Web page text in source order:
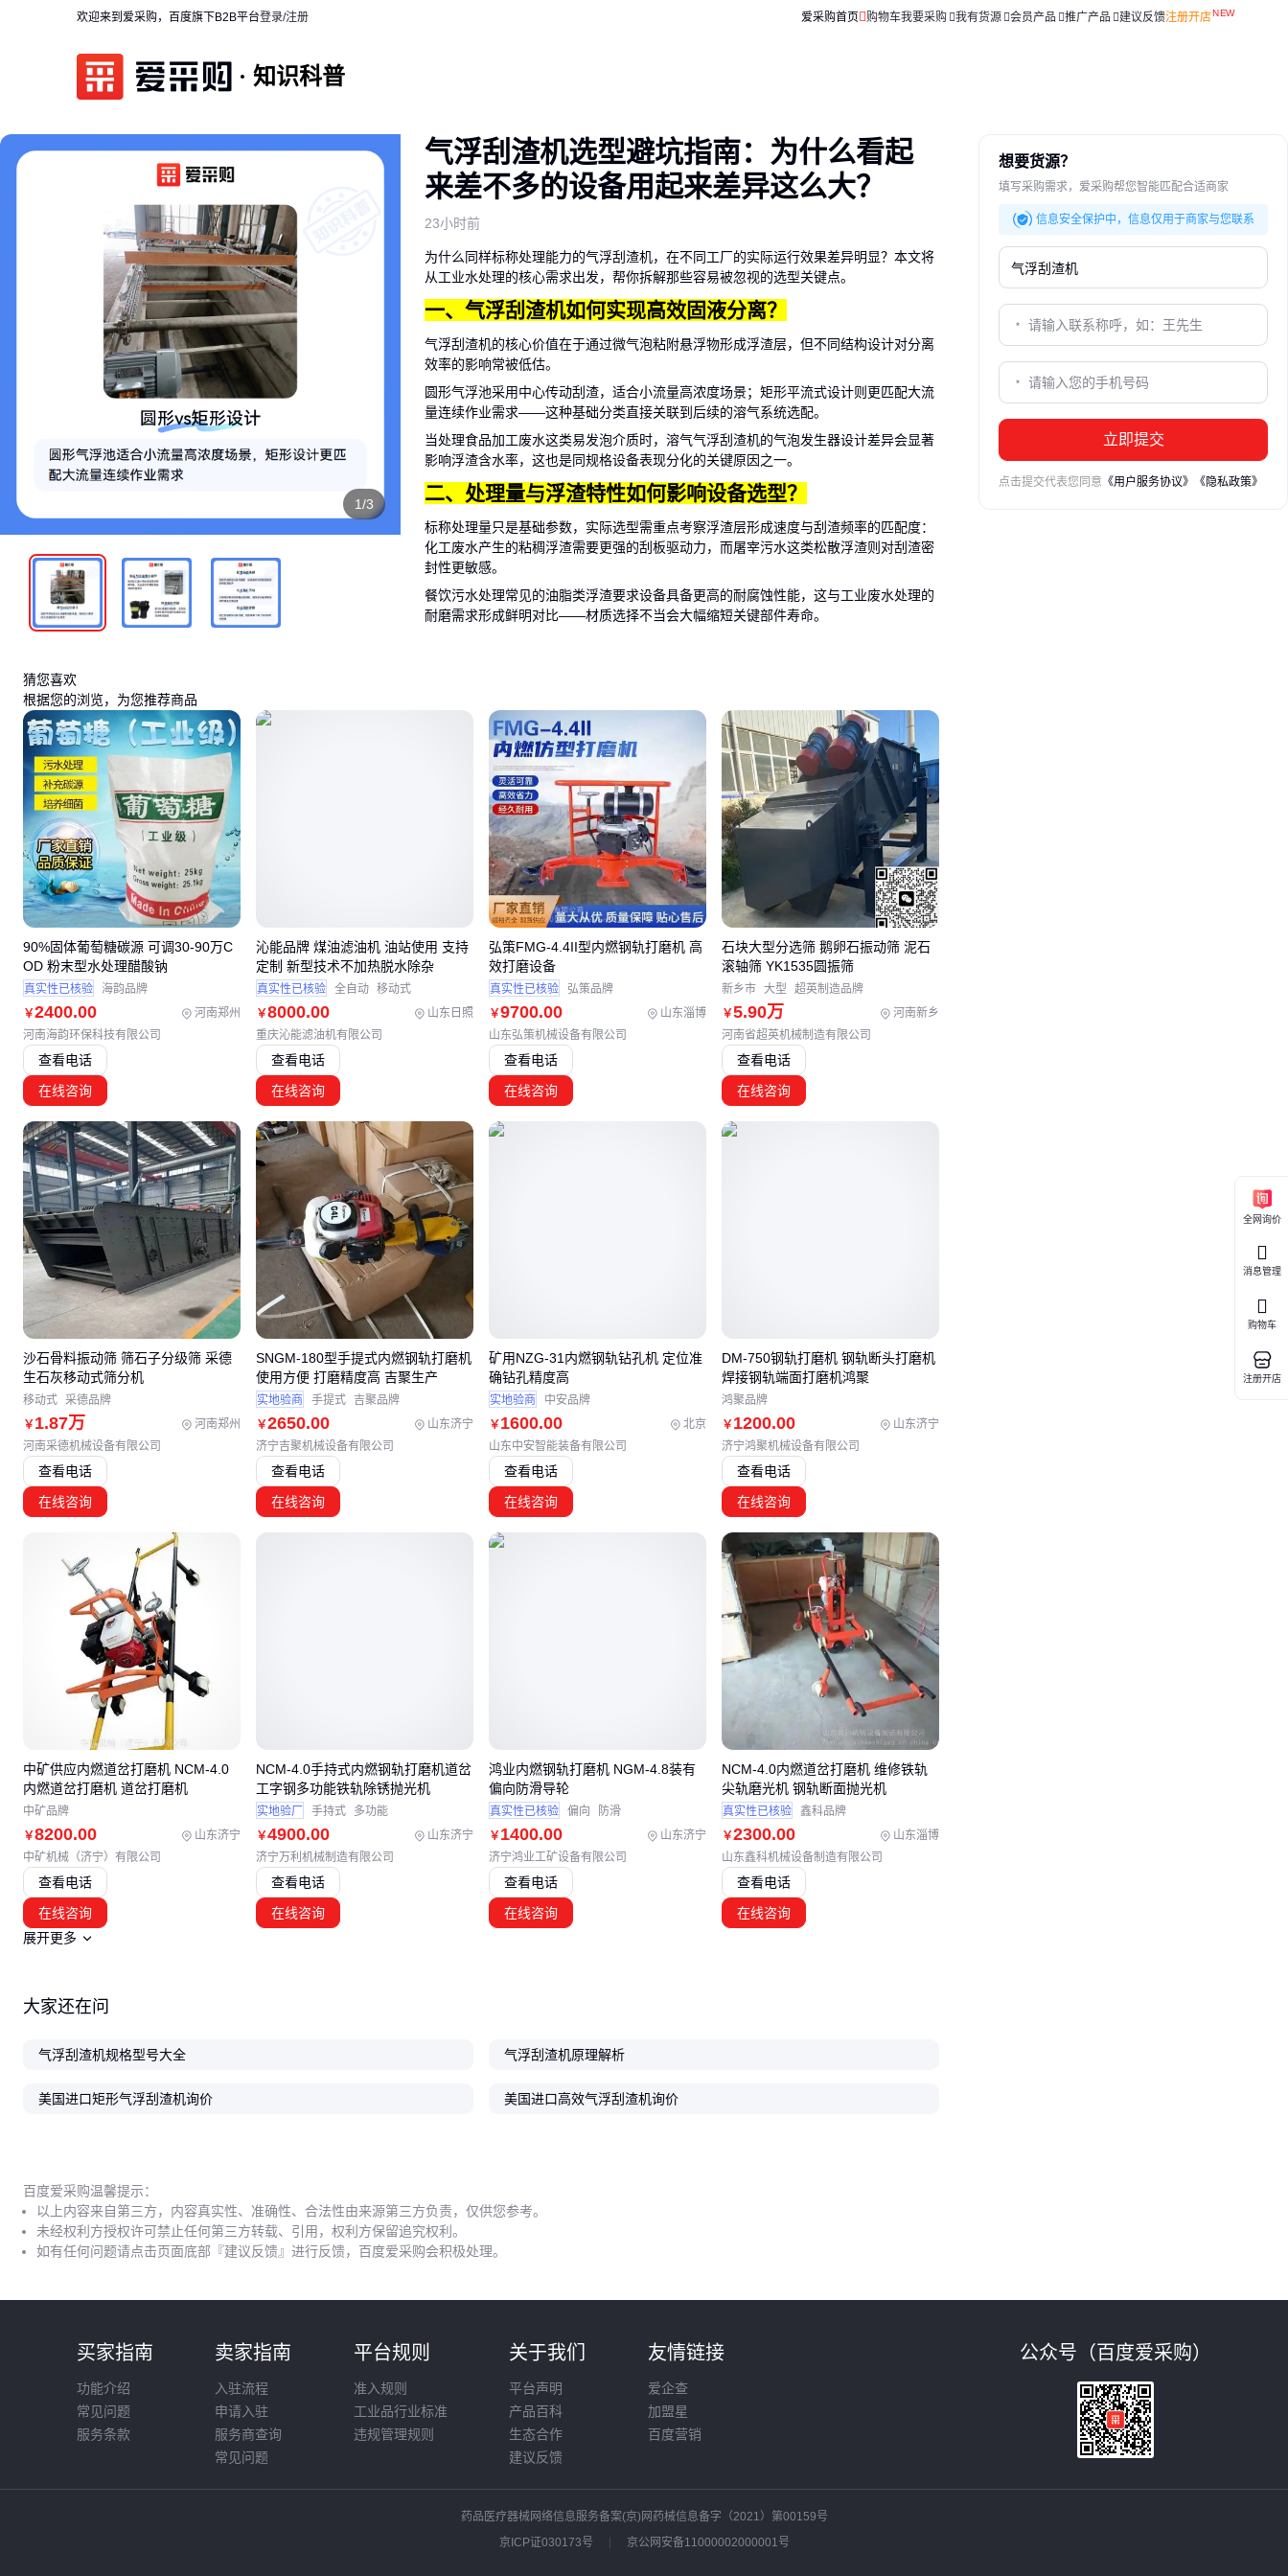
欢迎来到爱采购，百度旗下B2B平台登录/注册 爱采购首页 购物车我要采购 我有货源 会员产品 推广产品 建议反馈注册开店
知识科普
1/3
气浮刮渣机选型避坑指南：为什么看起
来差不多的设备用起来差异这么大？
23小时前
为什么同样标称处理能力的气浮刮渣机，在不同工厂的实际运行效果差异明显？本文将
从工业水处理的核心需求出发，帮你拆解那些容易被忽视的选型关键点。
一、气浮刮渣机如何实现高效固液分离？
气浮刮渣机的核心价值在于通过微气泡粘附悬浮物形成浮渣层，但不同结构设计对分离
效率的影响常被低估。
圆形气浮池采用中心传动刮渣，适合小流量高浓度场景；矩形平流式设计则更匹配大流
量连续作业需求——这种基础分类直接关联到后续的溶气系统选配。
当处理食品加工废水这类易发泡介质时，溶气气浮刮渣机的气泡发生器设计差异会显著
影响浮渣含水率，这也是同规格设备表现分化的关键原因之一。
二、处理量与浮渣特性如何影响设备选型？
标称处理量只是基础参数，实际选型需重点考察浮渣层形成速度与刮渣频率的匹配度：
化工废水产生的粘稠浮渣需要更强的刮板驱动力，而屠宰污水这类松散浮渣则对刮渣密
封性更敏感。
餐饮污水处理常见的油脂类浮渣要求设备具备更高的耐腐蚀性能，这与工业废水处理的
耐磨需求形成鲜明对比——材质选择不当会大幅缩短关键部件寿命。
刮渣机？
气浮刮渣机的选型需优先匹配处理物料的特性与工况环境。食品加工行业常面临油脂含
量高、浮渣粘稠度大的特点，此时需关注刮渣机构的耐腐蚀性和刮板材质——不锈钢结
圆形气浮刮渣机
因其封闭式设计更易清理粘附物，而工业废水处理则需应对悬浮物
浓度波动，矩形气浮刮渣机的大跨度刮臂更适合处理不规律分布的浮渣。
当常规气浮刮渣机无法满足特殊工况时，相邻设备可能成为替代方案：
行车式刮渣机适用于宽幅沉淀池，其轨道行走设计能覆盖更大面积
浮渣收集器对轻质泡沫状浮泥有更好捕获效果，适合污泥浓度低的场景
链条式刮渣机在深池环境中稳定性更优，但需配合特定池体结构
值得注意的是，替代设备的兼容性需要系统验证。例如行车式刮渣机虽然覆盖范围广，
但其往复运动模式可能影响气浮区的稳定性，需评估对溶气效率的影响。而浮渣收集器
作为补充设备时，要注意其处理能力与主机的浮渣产出量匹配。
最终决策应回归到三个核心维度：浮渣物理特性决定设备结构选型，处理规模匹配驱动
功率，而运维条件影响材质选择。此时还需预留配套系统的接口兼容性，为后续污泥脱
水等环节做好准备。
四、主设备到位后，这些配套环节最容易出问题
采购气浮刮渣机后，许多用户会发现实际运行效果与预期存在差距，问题往往出在配套
系统的兼容性上。链条传动系统的匹配度直接影响刮渣效率，若选用普通工业链条而非
双节距刮渣机专用链条，容易出现跳齿或断裂问题。
污泥脱水环节同样关键，主设备刮集的浮渣需要配套
后续处理，否则会导致污泥堆积、二次污染。
减速电机的选型常被忽视：
圆形气浮池适合搭配
矩形池体建议选用
操作人员的安全防护同样属于配套范畴。刮渣作业时飞溅的浮渣可能含有腐蚀性物质，
需配备
防溅护目镜
低长期运维风险。
建议在设备到货前就确认好所有接口尺寸和动力参数，避免出现刮渣机刮板与池体间隙
浮渣泵抽吸能力不足等典型问题。
五、三个容易被忽视的日常维护节点
气浮刮渣机的稳定运行依赖动态平衡：刮渣频率需根据进水浊度实时调整，而非固定时
间间隔。雨季原水悬浮物增多时，过度刮渣会导致浮渣层过薄，反而降低分离效果。
链条润滑是维护重点：
刮渣机链条
张紧度，松紧度以手指按压下沉3-5mm为宜
使用食品级润滑脂可避免污染食品加工废水处理系统
的选择直接影响操作安全。处理化工废水时，普通劳保手套可能被有机溶剂渗
透，应选用具备抗化学性能的防护手套。这类细节投入虽小，却能避免重大安全事故。
建议建立刮板磨损记录档案，当刮渣效率下降10%时即考虑更换，不要等到完全失效才
气浮刮渣机的选型本质是系统匹配度的验证过程。从主设备参数到链条传动系统，从浮
模试验验证关键参数，再逐步扩展系统集成方案，比单纯追求单机性能参数更可控。
猜您喜欢
根据您的浏览，为您推荐商品
￥2400.00 河南郑州
90%固体葡萄糖碳源 可调30-90万C
OD 粉末型水处理醋酸钠
真实性已核验 海韵品牌
河南海韵环保科技有限公司
查看电话
在线咨询
￥8000.00 山东日照
沁能品牌 煤油滤油机 油站使用 支持
定制 新型技术不加热脱水除杂
真实性已核验 全自动 移动式
重庆沁能滤油机有限公司
查看电话
在线咨询
￥9700.00 山东淄博
弘策FMG-4.4II型内燃钢轨打磨机 高
效打磨设备
真实性已核验 弘策品牌
山东弘策机械设备有限公司
查看电话
在线咨询
￥5.90万 河南新乡
石块大型分选筛 鹅卵石振动筛 泥石
滚轴筛 YK1535圆振筛
新乡市 大型 超英制造品牌
河南省超英机械制造有限公司
查看电话
在线咨询
￥ 1.87万 河南郑州
沙石骨料振动筛 筛石子分级筛 采德
生石灰移动式筛分机
移动式 采德品牌
河南采德机械设备有限公司
查看电话
在线咨询
￥2650.00 山东济宁
SNGM-180型手提式内燃钢轨打磨机
使用方便 打磨精度高 吉聚生产
实地验商 手提式 吉聚品牌
济宁吉聚机械设备有限公司
查看电话
在线咨询
￥ 1600.00 北京
矿用NZG-31内燃钢轨钻孔机 定位准
确钻孔精度高
实地验商 中安品牌
山东中安智能装备有限公司
查看电话
在线咨询
￥ 1200.00 山东济宁
DM-750钢轨打磨机 钢轨断头打磨机
焊接钢轨端面打磨机鸿聚
鸿聚品牌
济宁鸿聚机械设备有限公司
查看电话
在线咨询
￥8200.00 山东济宁
中矿供应内燃道岔打磨机 NCM-4.0
内燃道岔打磨机 道岔打磨机
中矿品牌
中矿机械（济宁）有限公司
查看电话
在线咨询
￥4900.00 山东济宁
NCM-4.0手持式内燃钢轨打磨机道岔
工字钢多功能铁轨除锈抛光机
实地验厂 手持式 多功能
济宁万利机械制造有限公司
查看电话
在线咨询
￥ 1400.00 山东济宁
鸿业内燃钢轨打磨机 NGM-4.8装有
偏向防滑导轮
真实性已核验 偏向 防滑
济宁鸿业工矿设备有限公司
查看电话
在线咨询
￥2300.00 山东淄博
NCM-4.0内燃道岔打磨机 维修铁轨
尖轨磨光机 钢轨断面抛光机
真实性已核验 鑫科品牌
山东鑫科机械设备制造有限公司
查看电话
在线咨询
展开更多
大家还在问
气浮刮渣机规格型号大全 气浮刮渣机原理解析
美国进口矩形气浮刮渣机询价 美国进口高效气浮刮渣机询价
百度爱采购温馨提示：
以上内容来自第三方，内容真实性、准确性、合法性由来源第三方负责，仅供您参考。
未经权利方授权许可禁止任何第三方转载、引用，权利方保留追究权利。
如有任何问题请点击页面底部『建议反馈』进行反馈，百度爱采购会积极处理。
想要货源？
填写采购需求，爱采购帮您智能匹配合适商家
信息安全保护中，信息仅用于商家与您联系
立即提交
点击提交代表您同意 《用户服务协议》 《隐私政策》
买家指南
功能介绍
常见问题
服务条款
卖家指南
入驻流程
申请入驻
服务商查询
常见问题
平台规则
准入规则
工业品行业标准
违规管理规则
关于我们
平台声明
产品百科
生态合作
建议反馈
友情链接
爱企查
加盟星
百度营销
公众号（百度爱采购）
药品医疗器械网络信息服务备案(京)网药械信息备字（2021）第00159号
京ICP证030173号
京公网安备11000002000001号
全网询价
消息管理
购物车
注册开店